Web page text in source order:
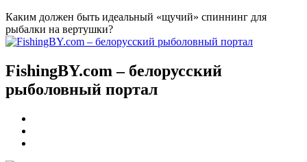
Каким должен быть идеальный «щучий» спиннинг для
рыбалки на вертушки?
FishingBY.com – белорусский
рыболовный портал